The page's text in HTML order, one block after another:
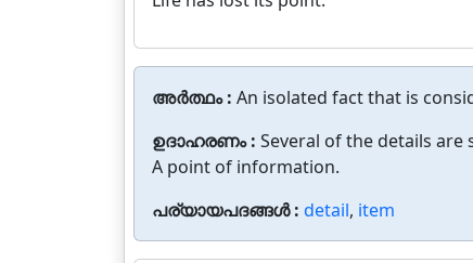
അർത്ഥം : An isolated fact that is
ഉദാഹരണം : Several of the details are
A point of information.
പര്യായപദങ്ങൾ : detail, item